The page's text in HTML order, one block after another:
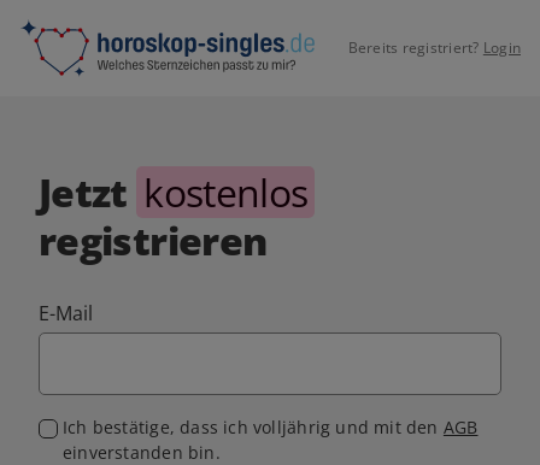
Bereits registriert? Login
Jetzt kostenlos
registrieren
E-Mail
Ich bestätige, dass ich volljährig und mit den AGB
einverstanden bin.